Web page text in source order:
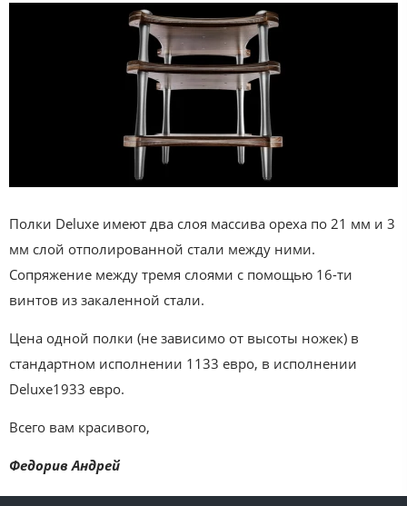
Полки Deluxe имеют два слоя массива ореха по 21 мм и 3
мм слой отполированной стали между ними.
Сопряжение между тремя слоями с помощью 16-ти
винтов из закаленной стали.
Цена одной полки (не зависимо от высоты ножек) в
стандартном исполнении 1133 евро, в исполнении
Deluxe1933 евро.
Всего вам красивого,
Федорив Андрей